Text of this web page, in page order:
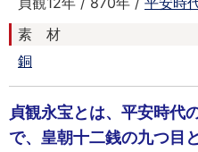
素 材
銅
貞観永宝とは、平安時代
で、皇朝十二銭の九つ目